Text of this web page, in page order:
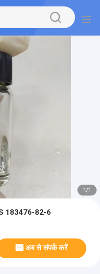
1/1
183476-82-6
अब से संपर्क करें